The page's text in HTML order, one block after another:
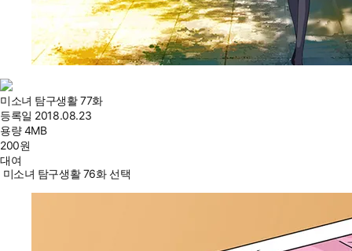
미소녀 탐구생활 77화
등록일 2018.08.23
용량4MB
200원
대여
미소녀 탐구생활 76화 선택